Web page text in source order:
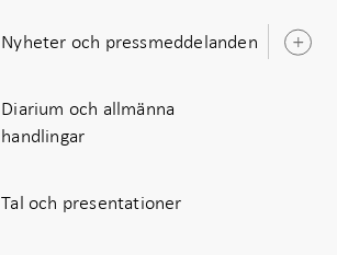
Nyheter och pressmeddelanden
Diarium och allmänna
handlingar
Tal och presentationer